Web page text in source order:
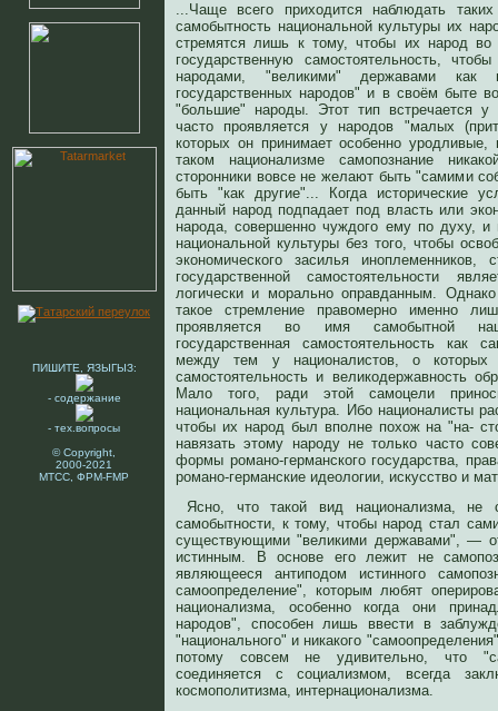
ПИШИТЕ, ЯЗЫГЫЗ:
- содержание
- тех.вопросы
© Copyright,
2000-2021
МТСС, ФРМ-FMP
...Чаще всего приходится наблюдать
самобытность национальной культуры их
стремятся лишь к тому, чтобы их народ
государственную самостоятельность,
народами, "великими" державами как
государственных народов" и в своём быте
"большие" народы. Этот тип встречается у
часто проявляется у народов "малых
которых он принимает особенно
таком национализме самопознание
сторонники вовсе не желают быть "самими
быть "как другие"... Когда исторические
данный народ подпадает под власть или
народа, совершенно чуждого ему по духу, и
национальной культуры без того, чтобы
экономического засилья
государственной самостоятельности
логически и морально оправданным.
такое стремление правомерно именно
проявляется во имя самобытной
государственная самостоятельность
между тем у националистов, о которых
самостоятельность и великодержавность
Мало того, ради этой самоцели
национальная культура. Ибо националисты
чтобы их народ был вполне похож на "на-
навязать этому народу не только часто
формы романо-германского государства,
романо-германские идеологии, искусство и
Ясно, что такой вид национализма, не
самобытности, к тому, чтобы народ стал
существующими "великими державами", —
истинным. В основе его лежит не
являющееся антиподом истинного
самоопределение", которым любят
национализма, особенно когда они
народов", способен лишь ввести в
"национального" и никакого
потому совсем не удивительно, что
соединяется с социализмом, всегда
космополитизма, интернационализма.